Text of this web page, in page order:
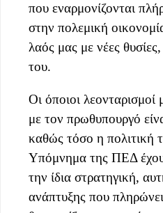
που εναρμονίζονται
στην πολεμική
λαός μας με νέες
του.
Οι όποιοι
με τον πρωθυπουργό
καθώς τόσο η πολιτική
Υπόμνημα της ΠΕΔ
την ίδια στρατηγική,
ανάπτυξης που